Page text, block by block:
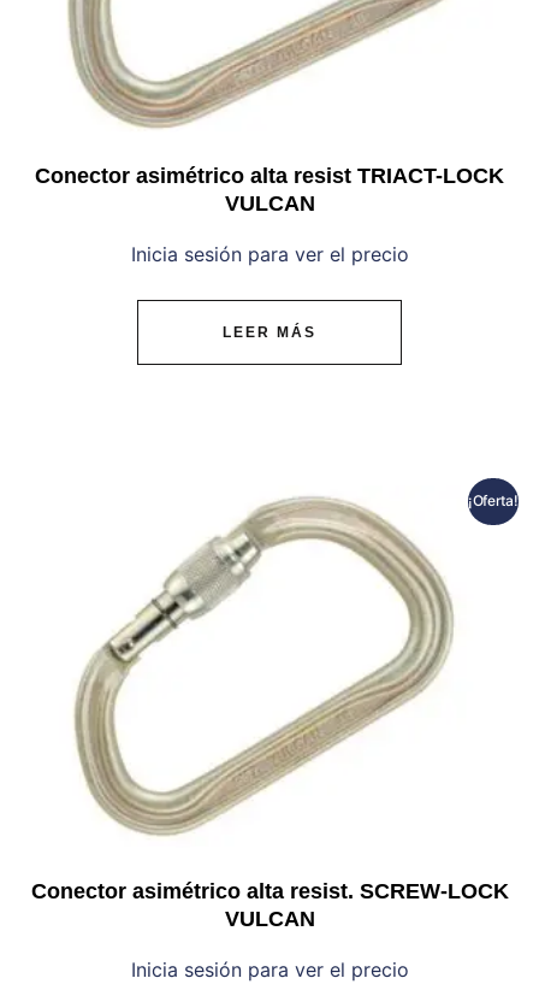
Conector asimétrico alta resist TRIACT-LOCK
VULCAN
Inicia sesión para ver el precio
LEER MÁS
¡Oferta!
Conector asimétrico alta resist. SCREW-LOCK
VULCAN
Inicia sesión para ver el precio